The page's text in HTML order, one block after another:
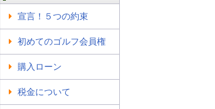
宣言！５つの約束
初めてのゴルフ会員権
購入ローン
税金について